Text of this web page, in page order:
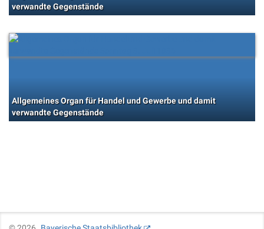
verwandte Gegenstände
Allgemeines Organ für Handel und Gewerbe und damit
verwandte Gegenstände